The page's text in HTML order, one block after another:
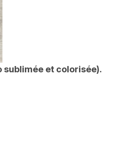
sublimée et colorisée).